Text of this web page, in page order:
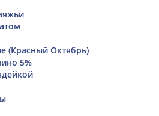
(Красный Октябрь)
5%